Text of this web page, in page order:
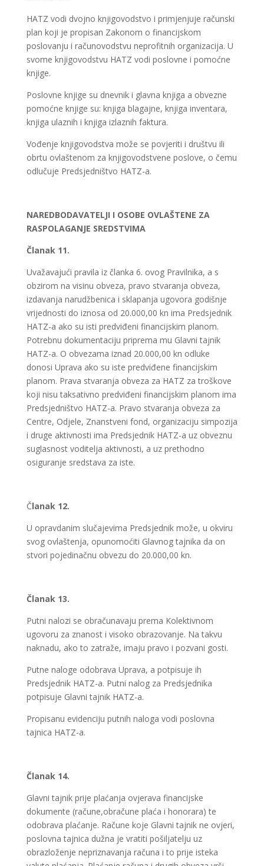
HATZ vodi dvojno knjigovodstvo i primjenjuje računski
plan koji je propisan Zakonom o financijskom
poslovanju i računovodstvu neprofitnih organizacija. U
svome knjigovodstvu HATZ vodi poslovne i pomoćne
knjige.
Poslovne knjige su dnevnik i glavna knjiga a obvezne
pomoćne knjige su: knjiga blagajne, knjiga inventara,
knjiga ulaznih i knjiga izlaznih faktura.
Vođenje knjigovodstva može se povjeriti i društvu ili
obrtu ovlaštenom za knjigovodstvene poslove, o čemu
odlučuje Predsjedništvo HATZ-a.
NAREDBODAVATELJI I OSOBE OVLAŠTENE ZA
RASPOLAGANJE SREDSTVIMA
Članak 11.
Uvažavajući pravila iz članka 6. ovog Pravilnika, a s
obzirom na visinu obveza, pravo stvaranja obveza,
izdavanja narudžbenica i sklapanja ugovora godišnje
vrijednosti do iznosa od 20.000,00 kn ima Predsjednik
HATZ-a ako su isti predviđeni financijskim planom.
Potrebnu dokumentaciju priprema mu Glavni tajnik
HATZ-a. O obvezama iznad 20.000,00 kn odluke
donosi Uprava ako su iste predviđene financijskim
planom. Prava stvaranja obveza za HATZ za troškove
koji nisu taksativno predviđeni financijskim planom ima
Predsjedništvo HATZ-a. Pravo stvaranja obveza za
Centre, Odjele, Znanstveni fond, organizaciju simpozija
i druge aktivnosti ima Predsjednik HATZ-a uz obveznu
suglasnost voditelja aktivnosti, a uz prethodno
osiguranje sredstava za iste.
Članak 12.
U opravdanim slučajevima Predsjednik može, u okviru
svog ovlaštenja, opunomoćiti Glavnog tajnika da on
stvori pojedinačnu obvezu do 20.000,00 kn.
Članak 13.
Putni nalozi se obračunavaju prema Kolektivnom
ugovoru za znanost i visoko obrazovanje. Na takvu
naknadu, ako to zatraže, imaju pravo i pozvani gosti.
Putne naloge odobrava Uprava, a potpisuje ih
Predsjednik HATZ-a. Putni nalog za Predsjednika
potpisuje Glavni tajnik HATZ-a.
Propisanu evidenciju putnih naloga vodi poslovna
tajnica HATZ-a.
Članak 14.
Glavni tajnik prije plaćanja ovjerava financijske
dokumente (račune,obračune plaća i honorara) te
odobrava plaćanje. Račune koje Glavni tajnik ne ovjeri,
poslovna tajnica dužna je vratiti pošiljatelju uz
obrazloženje nepriznavanja računa i to prije isteka